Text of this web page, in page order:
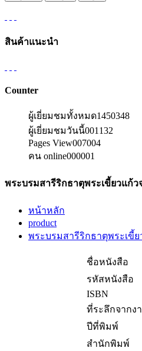
สินค้าแนะนำ
Counter
ผู้เยี่ยมชมทั้งหมด1450348
ผู้เยี่ยมชมวันนี้001132
Pages View007004
คน online000001
พระบรมสารีริกธาตุพระเขี้ยวแก้
หน้าหลัก
product
พระบรมสารีริกธาตุพระเขี้
ชื่อหนังสือ
รหัสหนังสือ
ISBN
ที่ระลึกจากง
ปีที่พิมพ์
สำนักพิมพ์